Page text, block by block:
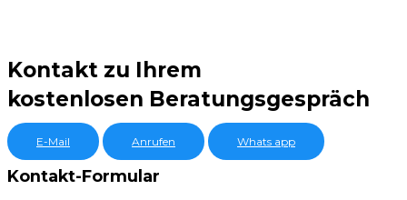
Kontakt zu Ihrem
kostenlosen Beratungsgespräch
E-Mail Anrufen Whats app
Kontakt-Formular